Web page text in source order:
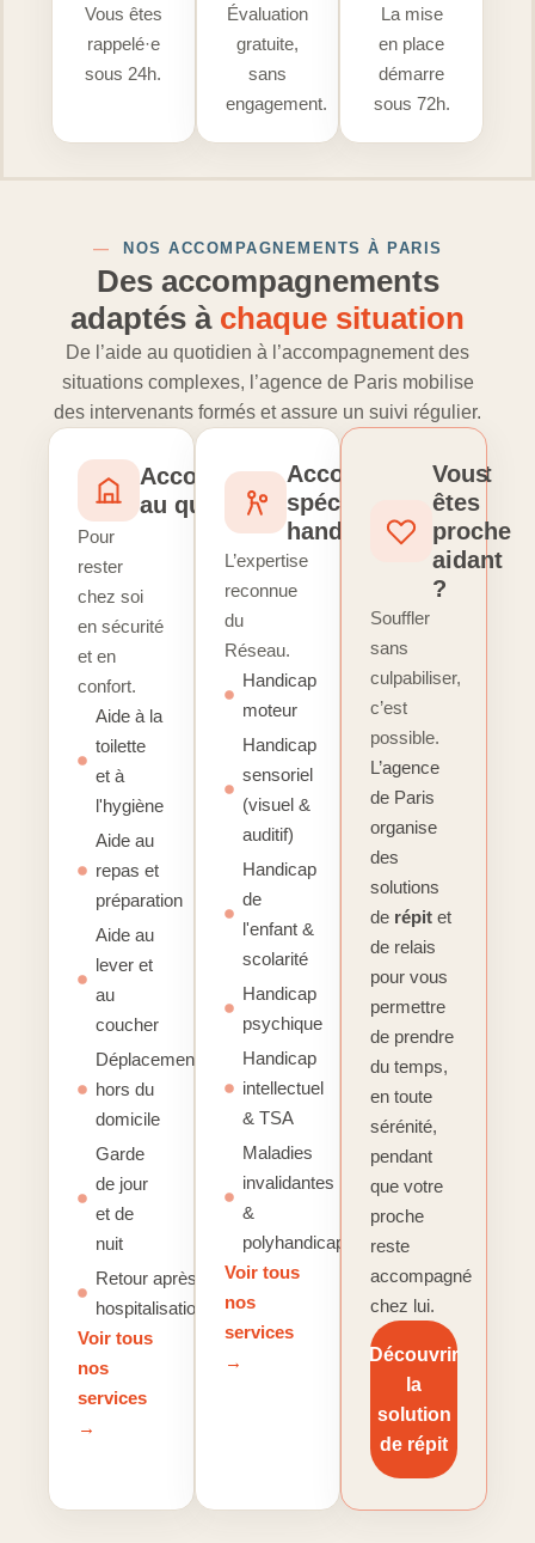
Vous êtes
rappelé·e
sous 24h.
Évaluation
gratuite,
sans
engagement.
La mise
en place
démarre
sous 72h.
— NOS ACCOMPAGNEMENTS À PARIS
Des accompagnements
adaptés à chaque situation
De l’aide au quotidien à l’accompagnement des
situations complexes, l’agence de Paris mobilise
des intervenants formés et assure un suivi régulier.
Accompagnement
au quotidien
Pour
rester
chez soi
en sécurité
et en
confort.
Aide à la
toilette
et à
l'hygiène
Aide au
repas et
préparation
Aide au
lever et
au
coucher
Déplacements
hors du
domicile
Garde
de jour
et de
nuit
Retour après
hospitalisation
Voir tous
nos
services
→
Accompagnement
spécialisé
handicap
L’expertise
reconnue
du
Réseau.
Handicap
moteur
Handicap
sensoriel
(visuel &
auditif)
Handicap
de
l'enfant &
scolarité
Handicap
psychique
Handicap
intellectuel
& TSA
Maladies
invalidantes
&
polyhandicap
Voir tous
nos
services
→
Vous
êtes
proche
aidant
?
Souffler
sans
culpabiliser,
c’est
possible.
L’agence
de Paris
organise
des
solutions
de répit et
de relais
pour vous
permettre
de prendre
du temps,
en toute
sérénité,
pendant
que votre
proche
reste
accompagné
chez lui.
Découvrir
la
solution
de répit